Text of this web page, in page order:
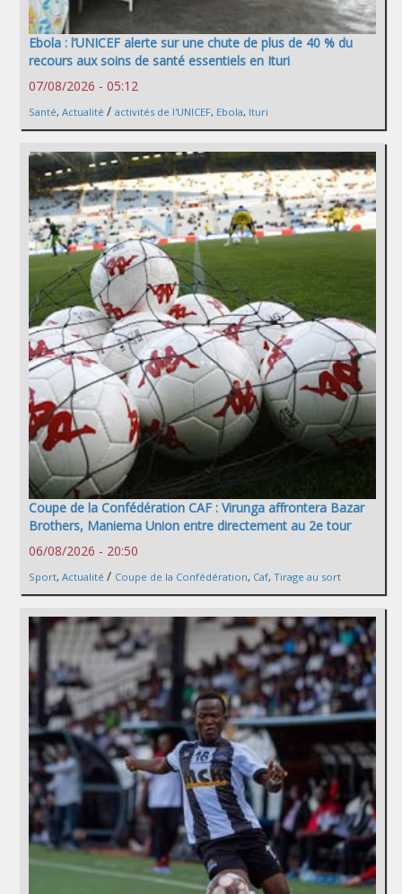
Ebola : l’UNICEF alerte sur une chute de plus de 40 % du
recours aux soins de santé essentiels en Ituri
07/08/2026 - 05:12
Santé, Actualité / activités de l'UNICEF, Ebola, Ituri
Coupe de la Confédération CAF : Virunga affrontera Bazar
Brothers, Maniema Union entre directement au 2e tour
06/08/2026 - 20:50
Sport, Actualité / Coupe de la Confédération, Caf, Tirage au sort